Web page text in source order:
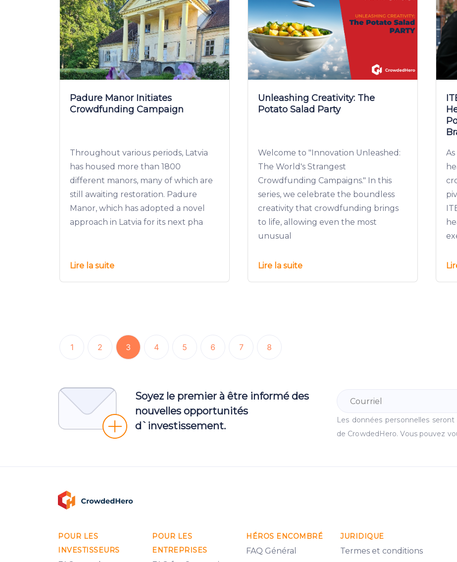
Padure Manor Initiates
Crowdfunding Campaign
Throughout various periods, Latvia
has housed more than 1800
different manors, many of which are
still awaiting restoration. Padure
Manor, which has adopted a novel
approach in Latvia for its next pha
Lire la suite
Unleashing Creativity: The
Potato Salad Party
Welcome to "Innovation Unleashed:
The World's Strangest
Crowdfunding Campaigns." In this
series, we celebrate the boundless
creativity that crowdfunding brings
to life, allowing even the most
unusual
Lire la suite
1 2 3 4 5 6 7 8
Soyez le premier à être informé des
nouvelles opportunités
d`investissement.
Les données personnelles
de CrowdedHero. Vous pouvez
POUR LES
INVESTISSEURS
POUR LES
ENTREPRISES
HÉROS ENCOMBRÉ
FAQ Général
JURIDIQUE
Termes et conditions